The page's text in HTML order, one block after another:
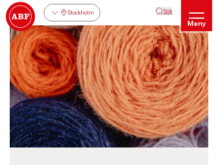
Stockholm Sök
Meny